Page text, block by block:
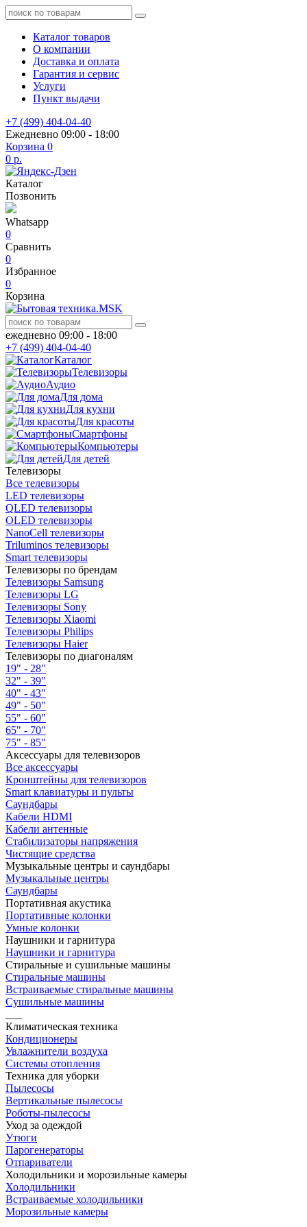
Каталог товаров
О компании
Доставка и оплата
Гарантия и сервис
Услуги
Пункт выдачи
+7 (499) 404-04-40
Ежедневно 09:00 - 18:00
Корзина 0
0 р.
Каталог
Позвонить
Whatsapp
0
Сравнить
0
Избранное
0
Корзина
ежедневно 09:00 - 18:00
+7 (499) 404-04-40
Каталог
Телевизоры
Аудио
Для дома
Для кухни
Для красоты
Смартфоны
Компьютеры
Для детей
Телевизоры
Все телевизоры
LED телевизоры
QLED телевизоры
OLED телевизоры
NanoCell телевизоры
Triluminos телевизоры
Smart телевизоры
Телевизоры по брендам
Телевизоры Samsung
Телевизоры LG
Телевизоры Sony
Телевизоры Xiaomi
Телевизоры Philips
Телевизоры Haier
Телевизоры по диагоналям
19" - 28"
32" - 39"
40" - 43"
49" - 50"
55" - 60"
65" - 70"
75" - 85"
Аксессуары для телевизоров
Все аксессуары
Кронштейны для телевизоров
Smart клавиатуры и пульты
Саундбары
Кабели HDMI
Кабели антенные
Стабилизаторы напряжения
Чистящие средства
Музыкальные центры и саундбары
Музыкальные центры
Саундбары
Портативная акустика
Портативные колонки
Умные колонки
Наушники и гарнитура
Наушники и гарнитура
Стиральные и сушильные машины
Стиральные машины
Встраиваемые стиральные машины
Сушильные машины
Климатическая техника
Кондиционеры
Увлажнители воздуха
Системы отопления
Техника для уборки
Пылесосы
Вертикальные пылесосы
Роботы-пылесосы
Уход за одеждой
Утюги
Парогенераторы
Отпариватели
Холодильники и морозильные камеры
Холодильники
Встраиваемые холодильники
Морозильные камеры